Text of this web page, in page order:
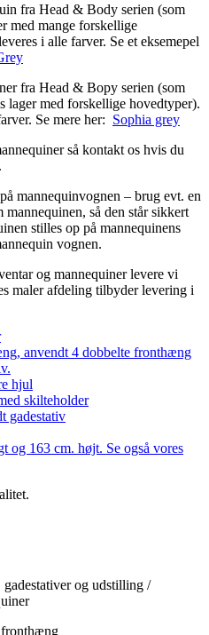
fra Head & Body serien (som
med mange forskellige
i alle farver. Se et eksemepel
fra Head & Bopy serien (som
lager med forskellige hovedtyper).
Se mere her: Sophia grey
så kontakt os hvis du
mannequinvognen – brug evt. en
så den står sikkert
stilles op på mannequinens
vognen.
og mannequiner levere vi
maler afdeling tilbyder levering i
og udstilling /